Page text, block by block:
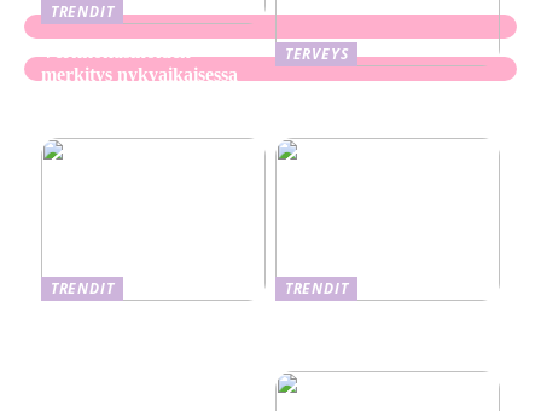
TRENDIT
merkitys nykyaikaisessa
TERVEYS
TRENDIT
TRENDIT